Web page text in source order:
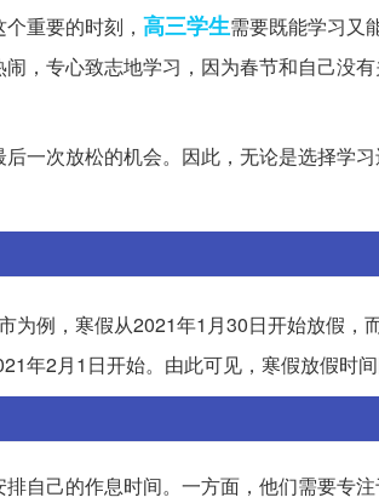
重要的时刻， 高三学生需要既能学习又
，专心致志地学习，因为春节和自己没
一次放松的机会。因此，无论是选择学
为例，寒假从2021年1月30日开始放假，
年2月1日开始。由此可见，寒假放假时间
自己的作息时间。一方面，他们需要专